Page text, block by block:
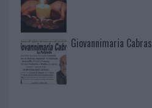
Giovannimaria Cabras